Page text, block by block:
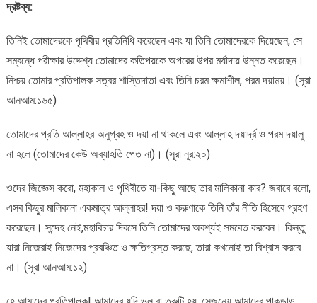
দ্রষ্টব্য:
তিনিই তোমাদেরকে পৃথিবীর প্রতিনিধি করেছেন এবং যা তিনি তোমাদেরকে দিয়েছেন, সে
সম্বন্ধে পরীক্ষার উদ্দেশ্য তোমাদের কতিপয়কে অপরের উপর মর্যাদায় উন্নত করেছেন।
নিশ্চয় তোমার প্রতিপালক সত্বর শাস্তিদাতা এবং তিনি চরম ক্ষমাশীল, পরম দয়াময়। (সূরা
আনআম:১৬৫)
তোমাদের প্রতি আল্লাহর অনুগ্রহ ও দয়া না থাকলে এবং আল্লাহ দয়ার্দ্র ও পরম দয়ালু
না হলে (তোমাদের কেউ অব্যাহতি পেত না)। (সূরা নূর:২০)
ওদের জিজ্ঞেস করো, মহাকাল ও পৃথিবীতে যা-কিছু আছে তার মালিকানা কার? জবাবে বলো,
এসব কিছুর মালিকানা একমাত্র আল্লাহর! দয়া ও করুণাকে তিনি তাঁর নীতি হিসেবে গ্রহণ
করেছেন। সন্দেহ নেই,মহাবিচার দিবসে তিনি তোমাদের অবশ্যই সমবেত করবেন। কিন্তু
যারা নিজেরাই নিজেদের প্রবঞ্চিত ও ক্ষতিগ্রস্ত করছে, তারা কখনোই তা বিশ্বাস করবে
না। (সূরা আনআম:১২)